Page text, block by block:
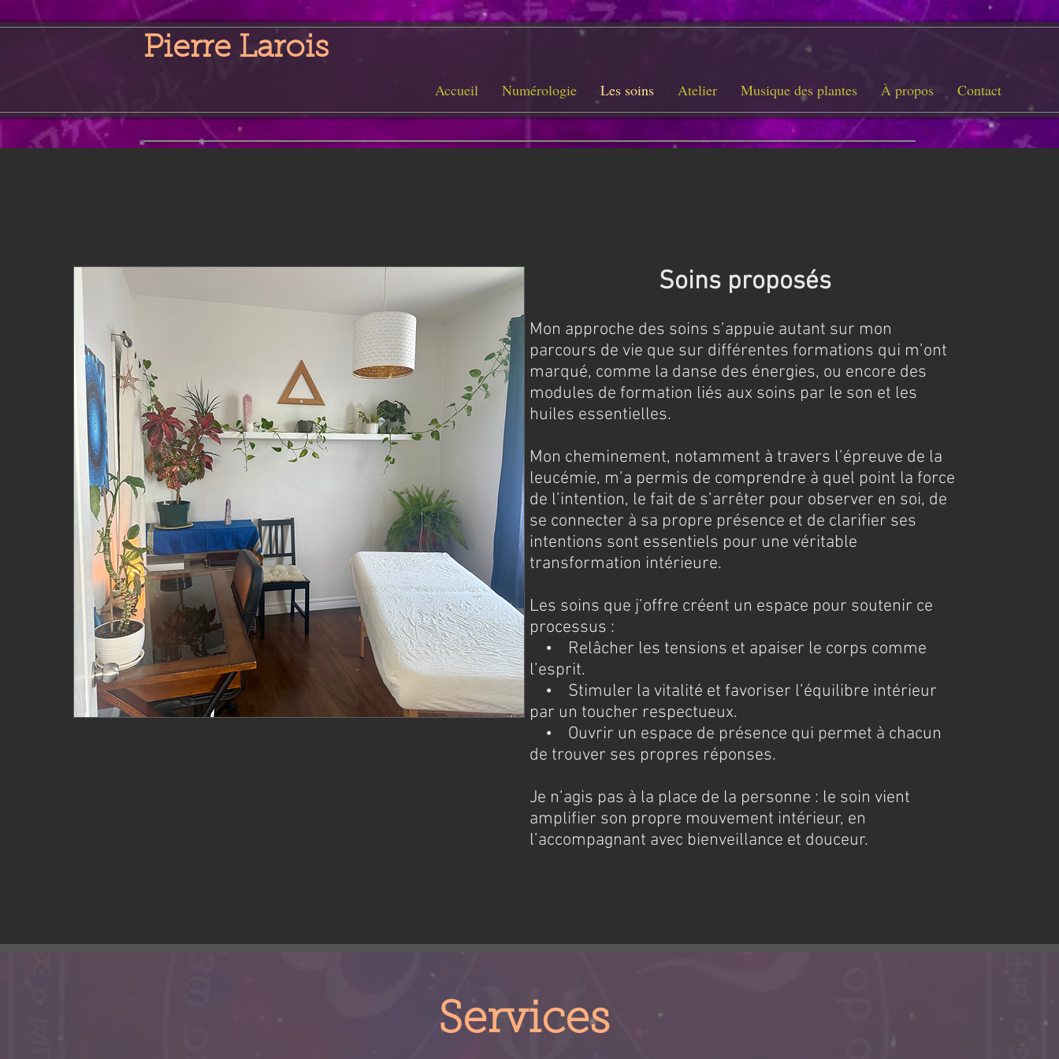
Pierre Larois
Accueil Numérologie Les soins Atelier Musique des plantes À propos Contact
Soins proposés
Mon approche des soins s’appuie autant sur mon
parcours de vie que sur différentes formations qui m’ont
marqué, comme la danse des énergies, ou encore des
modules de formation liés aux soins par le son et les
huiles essentielles.
Mon cheminement, notamment à travers l’épreuve de la
leucémie, m’a permis de comprendre à quel point la force
de l’intention, le fait de s’arrêter pour observer en soi, de
se connecter à sa propre présence et de clarifier ses
intentions sont essentiels pour une véritable
transformation intérieure.
Les soins que j’offre créent un espace pour soutenir ce
processus :
• Relâcher les tensions et apaiser le corps comme
l’esprit.
• Stimuler la vitalité et favoriser l’équilibre intérieur
par un toucher respectueux.
• Ouvrir un espace de présence qui permet à chacun
de trouver ses propres réponses.
Je n’agis pas à la place de la personne : le soin vient
amplifier son propre mouvement intérieur, en
l’accompagnant avec bienveillance et douceur.
Services